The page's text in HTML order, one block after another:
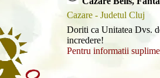
Cazare - Judetul Cluj
Doriti ca Unitatea Dvs.
incredere!
Pentru informatii